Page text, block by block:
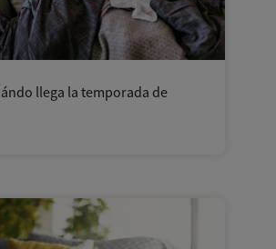
llega la temporada de